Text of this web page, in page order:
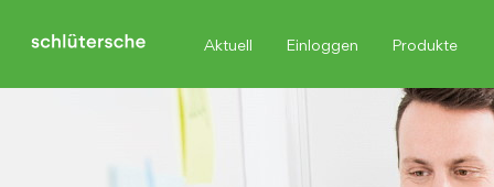
Aktuell Einloggen Produkte